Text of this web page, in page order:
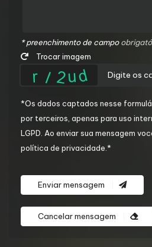
* preenchimento de campo
Trocar imagem
*Os dados captados nesse
por terceiros, apenas para uso
LGPD . Ao enviar sua mensagem
política de privacidade.*
Enviar mensagem
Cancelar mensagem